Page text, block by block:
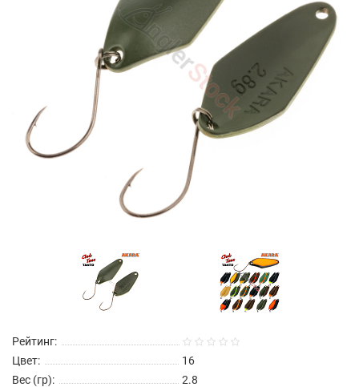
Рейтинг:
Цвет:
16
Вес (гр):
2.8